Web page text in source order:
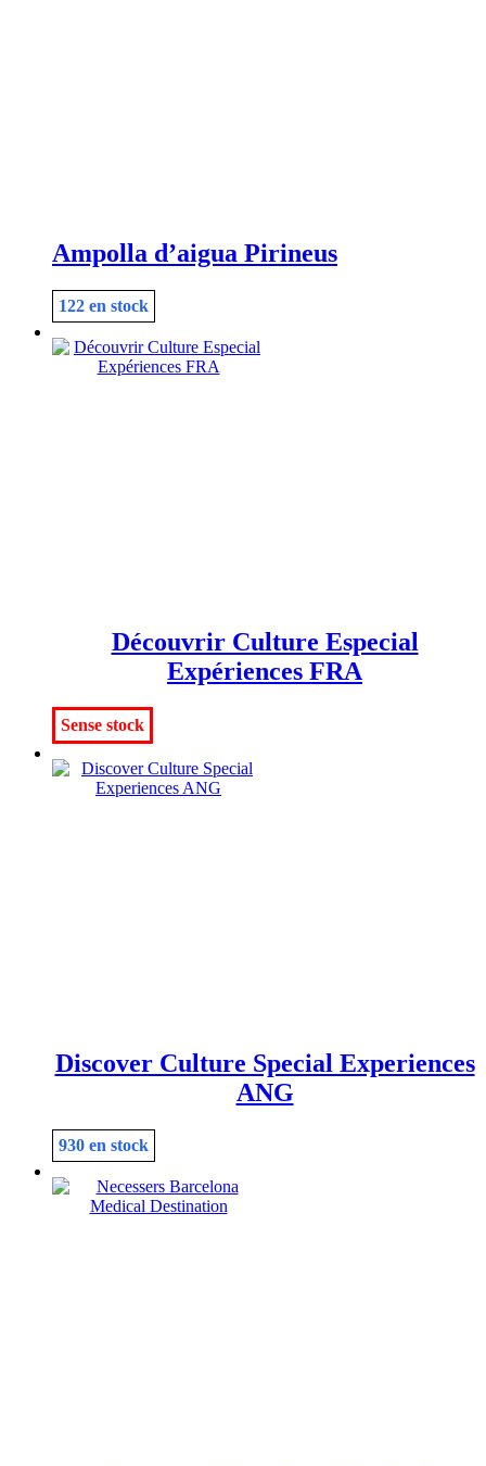
Ampolla d’aigua Pirineus
122 en stock
Découvrir Culture Especial
Expériences FRA
Sense stock
Discover Culture Special Experiences
ANG
930 en stock